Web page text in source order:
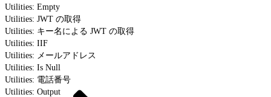
Utilities: Empty
Utilities: JWT の取得
Utilities: キー名による JWT の取得
Utilities: IIF
Utilities: メールアドレス
Utilities: Is Null
Utilities: 電話番号
Utilities: Output